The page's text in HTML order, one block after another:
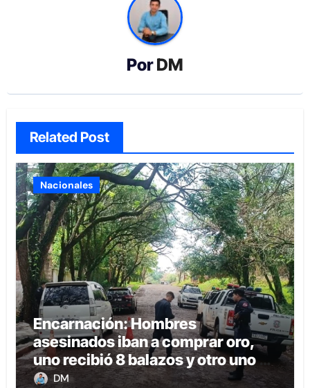
PorDM
Related Post
Nacionales
Encarnación: Hombres
asesinados iban a comprar oro,
uno recibió 8 balazos y otro uno en
la boca
DM